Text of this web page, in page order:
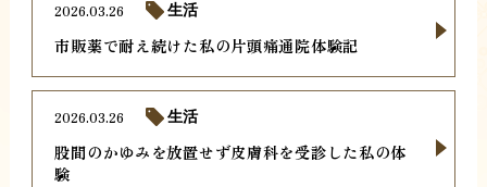
市販薬で耐え続けた私の片頭痛通院体験記
2026.03.26 生活
股間のかゆみを放置せず皮膚科を受診した私の体
験
2026.03.26 生活